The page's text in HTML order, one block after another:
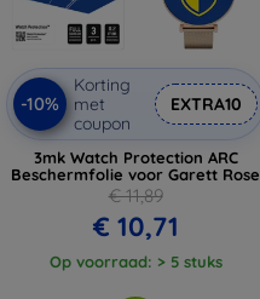
-10%
Korting
met
coupon
EXTRA10
3mk Watch Protection ARC
Beschermfolie voor Garett Rose
€ 11,89
€ 10,71
Op voorraad: > 5 stuks